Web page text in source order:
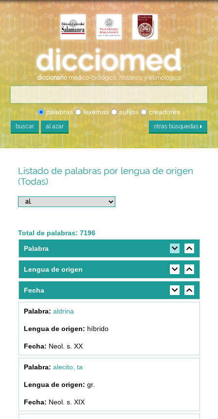
diccionario médico-biológico, histórico y etimológico
palabras lexemas sufijos creadores
buscar al azar otras búsquedas
Listado de palabras por lengua de origen
(Todas)
Total de palabras: 7196
Palabra
Lengua de origen
Fecha
aldrina
híbrido
Neol. s. XX
alecito, ta
gr.
Neol. s. XIX